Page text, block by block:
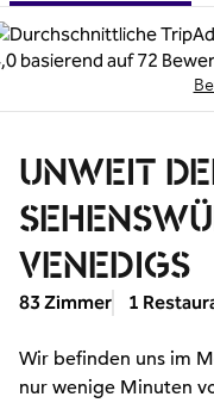
UNWEIT
VENEDIGS
83 Zimmer 1
Wir befinden uns im
nur wenige Minuten